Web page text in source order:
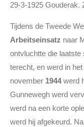
29-3-1925 Gouderak.
Tijdens de Tweede
Arbeitseinsatz naar
ontvluchtte die
terecht, en werd in
november 1944werd
Gunnewegh werd
werd na een korte
werd hij afgekeurd.